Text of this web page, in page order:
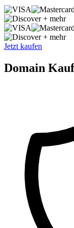
+ mehr
+ mehr
Jetzt kaufen
Domain